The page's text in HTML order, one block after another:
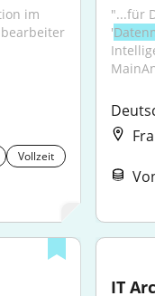
im
Vollzeit
"...für
'